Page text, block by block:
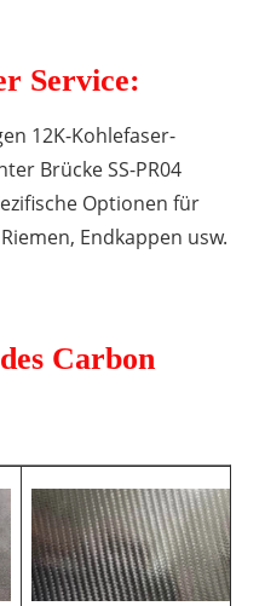
Service:
12K-Kohlefaser-
Brücke SS-PR04
Optionen für
Endkappen usw.
Carbon